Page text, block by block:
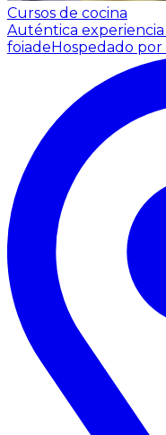
Cursos de cocina
Auténtica experiencia
foiade Hospedado por